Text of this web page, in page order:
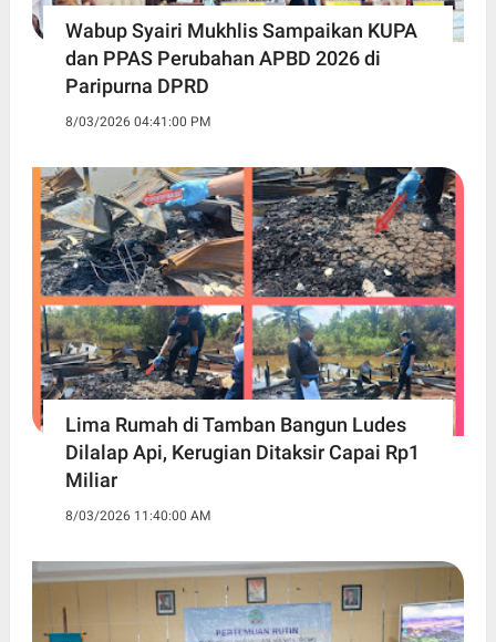
Wabup Syairi Mukhlis Sampaikan KUPA
dan PPAS Perubahan APBD 2026 di
Paripurna DPRD
8/03/2026 04:41:00 PM
Lima Rumah di Tamban Bangun Ludes
Dilalap Api, Kerugian Ditaksir Capai Rp1
Miliar
8/03/2026 11:40:00 AM